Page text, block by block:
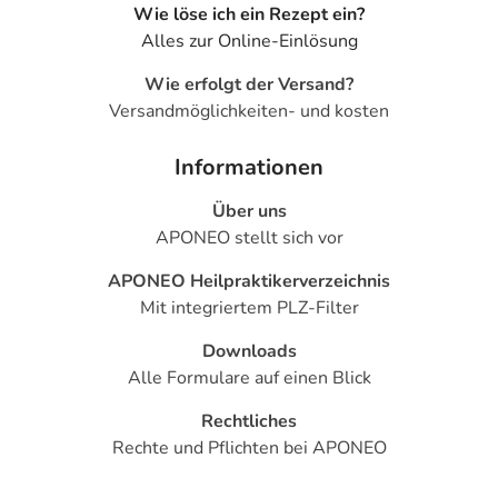
Wie löse ich ein Rezept ein?
Alles zur Online-Einlösung
Wie erfolgt der Versand?
Versandmöglichkeiten- und kosten
Informationen
Über uns
APONEO stellt sich vor
APONEO Heilpraktikerverzeichnis
Mit integriertem PLZ-Filter
Downloads
Alle Formulare auf einen Blick
Rechtliches
Rechte und Pflichten bei APONEO